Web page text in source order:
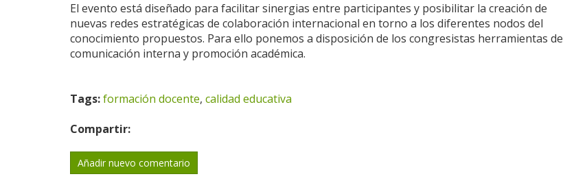
El evento está diseñado para facilitar sinergias entre participantes y posibilitar la creación de
nuevas redes estratégicas de colaboración internacional en torno a los diferentes nodos del
conocimiento propuestos. Para ello ponemos a disposición de los congresistas herramientas de
comunicación interna y promoción académica.
Tags:formación docente, calidad educativa
Compartir:
Añadir nuevo comentario